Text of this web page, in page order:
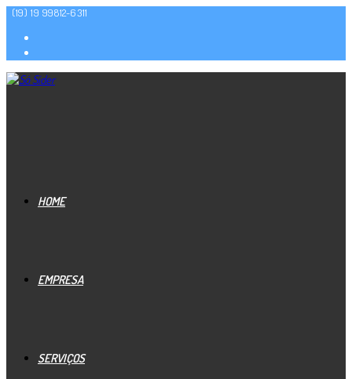
(19) 19 99812-6311
HOME
EMPRESA
SERVIÇOS